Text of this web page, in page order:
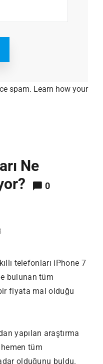
spam. Learn how your
Ne
0
telefonları iPhone 7
bulunan tüm
fiyata mal olduğu
yapılan araştırma
tüm
olduğunu buldu.